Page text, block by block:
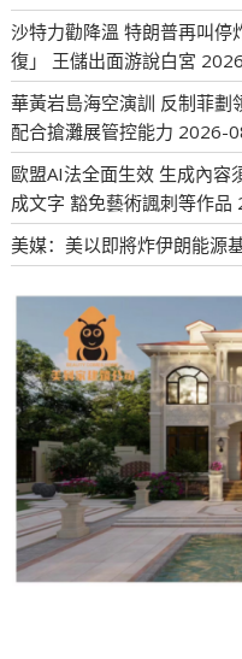
沙特力勸降溫 特朗普再叫停
復」 王儲出面游說白宮
華黃岩島海空演訓 反制菲劃
配合搶灘展管控能力 2026-
歐盟AI法全面生效 生成內容
成文字 豁免藝術諷刺等作品
美媒：美以即將炸伊朗能源